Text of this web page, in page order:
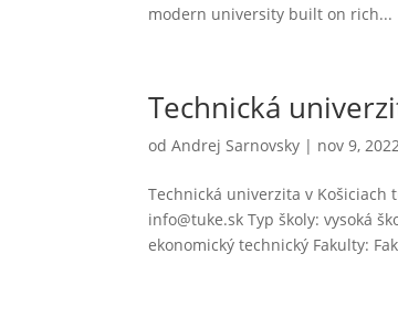
modern university built on rich...
Technická
odAndrej Sarnovsky | nov 9,
Technická univerzita v Košiciach
info@tuke.sk Typ školy: vysoká
ekonomický technický Fakulty: